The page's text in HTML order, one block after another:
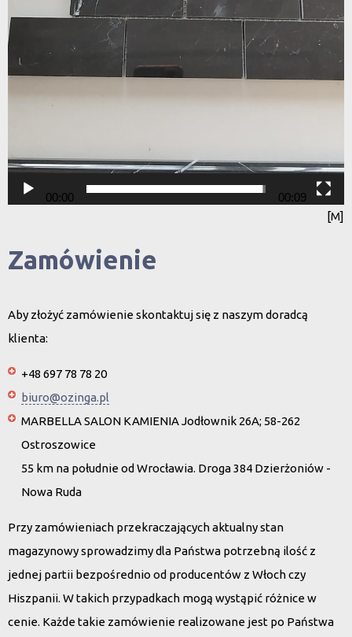
00:00
00:09
[M]
Zamówienie
Aby złożyć zamówienie skontaktuj się z naszym doradcą
klienta:
+48 697 78 78 20
biuro@ozinga.pl
MARBELLA SALON KAMIENIA Jodłownik 26A; 58-262
Ostroszowice
55 km na południe od Wrocławia. Droga 384 Dzierżoniów -
Nowa Ruda
Przy zamówieniach przekraczających aktualny stan
magazynowy sprowadzimy dla Państwa potrzebną ilość z
jednej partii bezpośrednio od producentów z Włoch czy
Hiszpanii. W takich przypadkach mogą wystąpić różnice w
cenie. Każde takie zamówienie realizowane jest po Państwa